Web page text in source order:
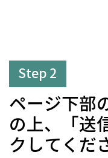
Step 2
ページ下部
の上、「送
クしてくだ